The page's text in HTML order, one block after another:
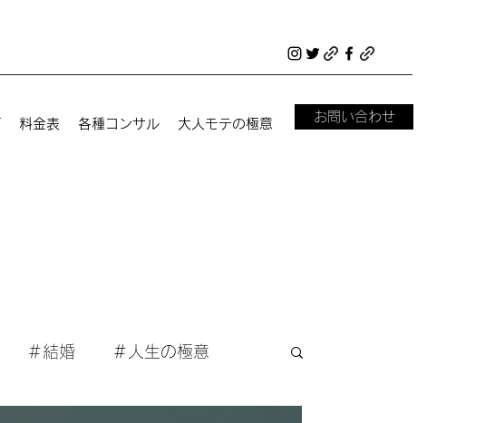
料金表 各種コンサル 大人モテの極意
お問い合わせ
＃結婚 ＃人生の極意